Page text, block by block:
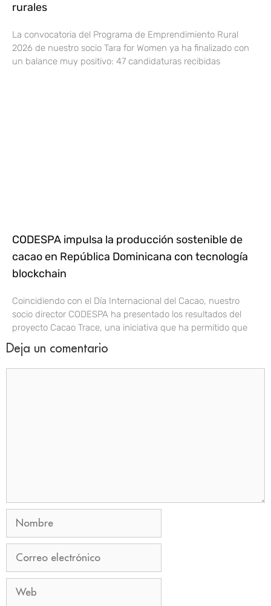
rurales
La convocatoria del Programa de Emprendimiento Rural
2026 de nuestro socio Tara for Women ya ha finalizado con
un balance muy positivo: 47 candidaturas recibidas
CODESPA impulsa la producción sostenible de
cacao en República Dominicana con tecnología
blockchain
Coincidiendo con el Día Internacional del Cacao, nuestro
socio director CODESPA ha presentado los resultados del
proyecto Cacao Trace, una iniciativa que ha permitido que
Deja un comentario